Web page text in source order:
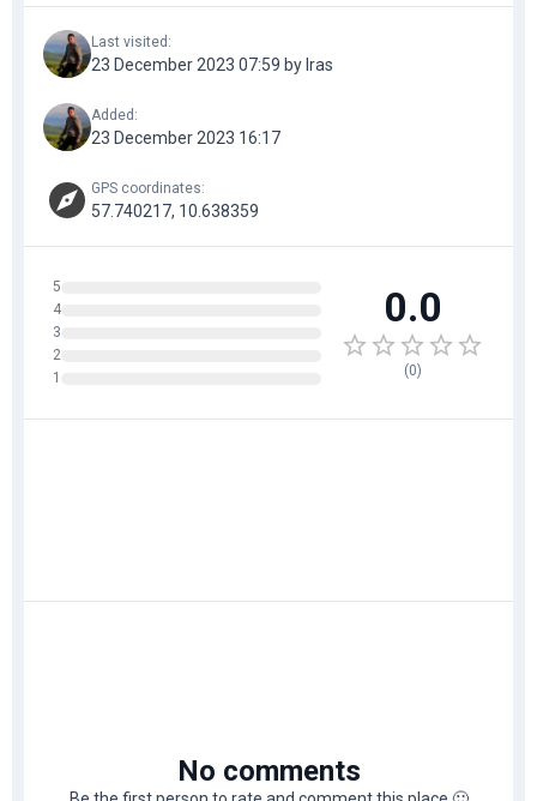
Last visited :
23 December 2023 07:59 by Iras
Added :
23 December 2023 16:17
GPS coordinates:
57.740217, 10.638359
5
4
3
2
1
0.0
(0)
No comments